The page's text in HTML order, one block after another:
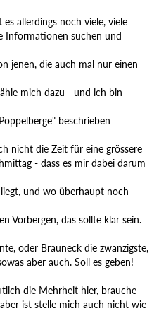
allerdings noch viele, viele
Informationen suchen und
jenen, die auch mal nur einen
mich dazu - und ich bin
beschrieben
nicht die Zeit für eine grössere
- dass es mir dabei darum
und wo überhaupt noch
Vorbergen, das sollte klar sein.
oder Brauneck die zwanzigste,
aber auch. Soll es geben!
die Mehrheit hier, brauche
ist stelle mich auch nicht wie